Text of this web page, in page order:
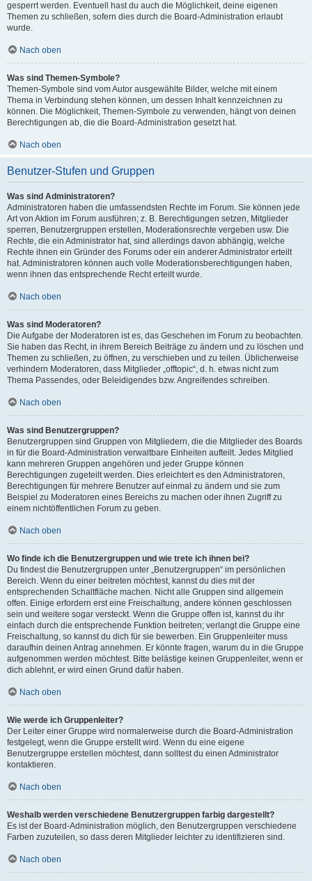
gesperrt werden. Eventuell hast du auch die Möglichkeit, deine eigenen
Themen zu schließen, sofern dies durch die Board-Administration erlaubt
wurde.
Nach oben
Was sind Themen-Symbole?
Themen-Symbole sind vom Autor ausgewählte Bilder, welche mit einem
Thema in Verbindung stehen können, um dessen Inhalt kennzeichnen zu
können. Die Möglichkeit, Themen-Symbole zu verwenden, hängt von deinen
Berechtigungen ab, die die Board-Administration gesetzt hat.
Nach oben
Benutzer-Stufen und Gruppen
Was sind Administratoren?
Administratoren haben die umfassendsten Rechte im Forum. Sie können jede
Art von Aktion im Forum ausführen; z. B. Berechtigungen setzen, Mitglieder
sperren, Benutzergruppen erstellen, Moderationsrechte vergeben usw. Die
Rechte, die ein Administrator hat, sind allerdings davon abhängig, welche
Rechte ihnen ein Gründer des Forums oder ein anderer Administrator erteilt
hat. Administratoren können auch volle Moderationsberechtigungen haben,
wenn ihnen das entsprechende Recht erteilt wurde.
Nach oben
Was sind Moderatoren?
Die Aufgabe der Moderatoren ist es, das Geschehen im Forum zu beobachten.
Sie haben das Recht, in ihrem Bereich Beiträge zu ändern und zu löschen und
Themen zu schließen, zu öffnen, zu verschieben und zu teilen. Üblicherweise
verhindern Moderatoren, dass Mitglieder „offtopic“, d. h. etwas nicht zum
Thema Passendes, oder Beleidigendes bzw. Angreifendes schreiben.
Nach oben
Was sind Benutzergruppen?
Benutzergruppen sind Gruppen von Mitgliedern, die die Mitglieder des Boards
in für die Board-Administration verwaltbare Einheiten aufteilt. Jedes Mitglied
kann mehreren Gruppen angehören und jeder Gruppe können
Berechtigungen zugeteilt werden. Dies erleichtert es den Administratoren,
Berechtigungen für mehrere Benutzer auf einmal zu ändern und sie zum
Beispiel zu Moderatoren eines Bereichs zu machen oder ihnen Zugriff zu
einem nichtöffentlichen Forum zu geben.
Nach oben
Wo finde ich die Benutzergruppen und wie trete ich ihnen bei?
Du findest die Benutzergruppen unter „Benutzergruppen“ im persönlichen
Bereich. Wenn du einer beitreten möchtest, kannst du dies mit der
entsprechenden Schaltfläche machen. Nicht alle Gruppen sind allgemein
offen. Einige erfordern erst eine Freischaltung, andere können geschlossen
sein und weitere sogar versteckt. Wenn die Gruppe offen ist, kannst du ihr
einfach durch die entsprechende Funktion beitreten; verlangt die Gruppe eine
Freischaltung, so kannst du dich für sie bewerben. Ein Gruppenleiter muss
daraufhin deinen Antrag annehmen. Er könnte fragen, warum du in die Gruppe
aufgenommen werden möchtest. Bitte belästige keinen Gruppenleiter, wenn er
dich ablehnt, er wird einen Grund dafür haben.
Nach oben
Wie werde ich Gruppenleiter?
Der Leiter einer Gruppe wird normalerweise durch die Board-Administration
festgelegt, wenn die Gruppe erstellt wird. Wenn du eine eigene
Benutzergruppe erstellen möchtest, dann solltest du einen Administrator
kontaktieren.
Nach oben
Weshalb werden verschiedene Benutzergruppen farbig dargestellt?
Es ist der Board-Administration möglich, den Benutzergruppen verschiedene
Farben zuzuteilen, so dass deren Mitglieder leichter zu identifizieren sind.
Nach oben